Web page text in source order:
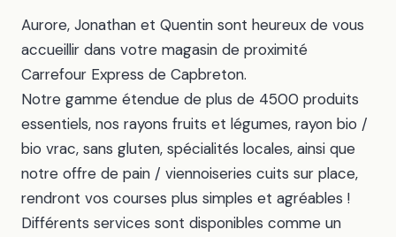
Aurore, Jonathan et Quentin sont heureux de vous
accueillir dans votre magasin de proximité
Carrefour Express de Capbreton.
Notre gamme étendue de plus de 4500 produits
essentiels, nos rayons fruits et légumes, rayon bio /
bio vrac, sans gluten, spécialités locales, ainsi que
notre offre de pain / viennoiseries cuits sur place,
rendront vos courses plus simples et agréables !
Différents services sont disponibles comme un